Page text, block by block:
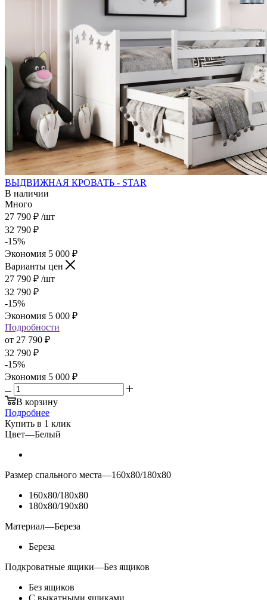
ВЫДВИЖНАЯ КРОВАТЬ - STAR
В наличии
Много
27 790 ₽ /шт
32 790 ₽
-15%
Экономия 5 000 ₽
Варианты цен
27 790 ₽ /шт
32 790 ₽
-15%
Экономия 5 000 ₽
Подробности
от 27 790 ₽
32 790 ₽
-15%
Экономия 5 000 ₽
В корзину
Подробнее
Купить в 1 клик
Цвет—Белый
Размер спального места—160х80/180х80
160х80/180х80
180х80/190х80
Материал—Береза
Береза
Подкроватные ящики—Без ящиков
Без ящиков
С выкатными ящиками